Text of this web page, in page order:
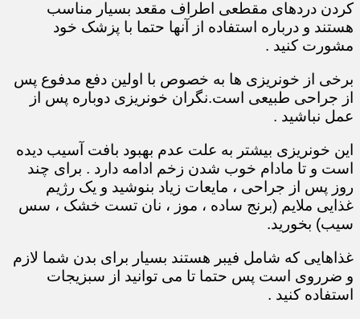
کردن دردهای مقطعی اطراف مقعد بسیار مناسب
هستند و درباره استفاده از آنها حتما با پزشک خود
مشورت کنید .
برخی از خونریزی ها به خصوص با اولین دفع مدفوع پس
از جراحی طبیعی است.نگران خونریزی دوباره پس از
عمل نباشید .
این خونریزی بیشتر به علت عدم بهبود بافت آسیب دیده
است و تا مادام خوب شدن زخم ادامه دارد . برای چند
روز پس از جراحی ، مایعات زیاد بنوشید و یک رژیم
غذایی ملایم (برنج ساده ، موز ، نان تست خشک ، سس
سیب) بخورید.
غذاهایی که شامل فیبر هستند بسیار برای بدن شما لازم
و ضرروی است پس حتما تا می توانید از سبزیجات
استفاده کنید .